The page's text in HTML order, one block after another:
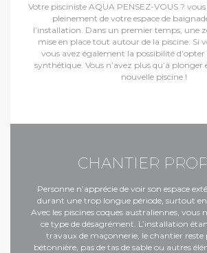
CHANTIER
Personne n’apprécie de voir son espace
durant une trop longue période, surtout en
Avec les piscines coques australiennes, vous
ce type de désagrément. L’installation
travaux de maçonnerie, le chantier reste
bétonnière, pas de tas de sable ou autres
Votre pisciniste AQUA PENSEZ-VOUS ?
pleinement de votre espace de
l’installation. Dans un premier temps, une
mise en place tout autour de la piscine. Si
vous avez également la possibilité
synthétique. Vous n’avez plus qu’à
nouvelle piscine !